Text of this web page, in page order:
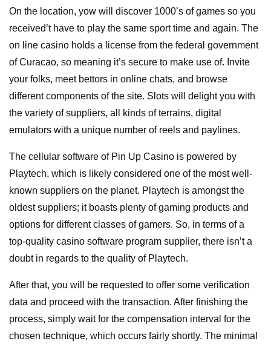
On the location, yow will discover 1000’s of games so you
received’t have to play the same sport time and again. The
on line casino holds a license from the federal government
of Curacao, so meaning it’s secure to make use of. Invite
your folks, meet bettors in online chats, and browse
different components of the site. Slots will delight you with
the variety of suppliers, all kinds of terrains, digital
emulators with a unique number of reels and paylines.
The cellular software of Pin Up Casino is powered by
Playtech, which is likely considered one of the most well-
known suppliers on the planet. Playtech is amongst the
oldest suppliers; it boasts plenty of gaming products and
options for different classes of gamers. So, in terms of a
top-quality casino software program supplier, there isn’t a
doubt in regards to the quality of Playtech.
After that, you will be requested to offer some verification
data and proceed with the transaction. After finishing the
process, simply wait for the compensation interval for the
chosen technique, which occurs fairly shortly. The minimal